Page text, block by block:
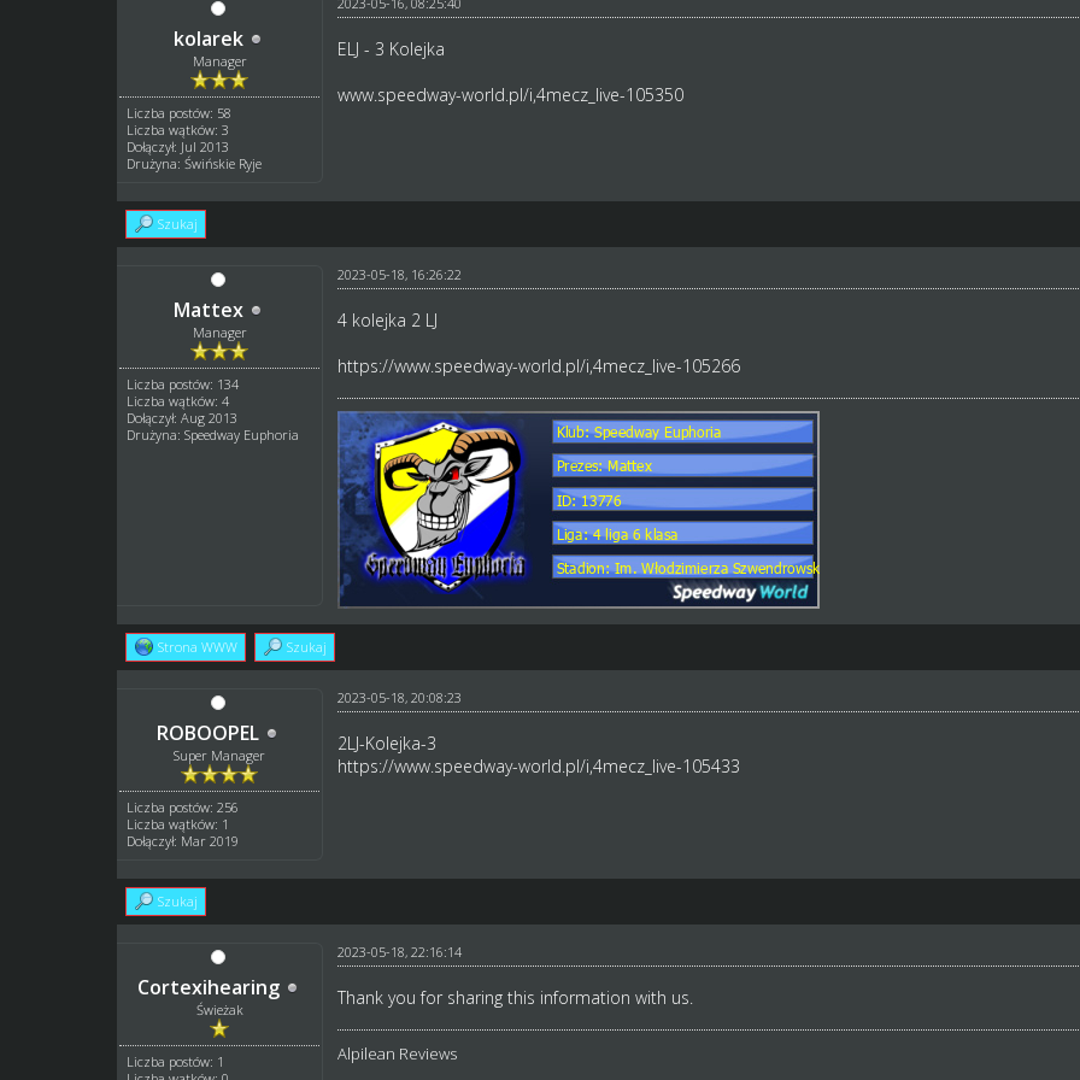
kolarek
Manager
Liczba postów: 58
Liczba wątków: 3
Dołączył: Jul 2013
Drużyna: Świńskie Ryje
ELJ - 3 Kolejka
www.speedway-world.pl/i,4mecz_live-105350
Szukaj
Mattex
Manager
Liczba postów: 134
Liczba wątków: 4
Dołączył: Aug 2013
Drużyna: Speedway Euphoria
2023-05-18, 16:26:22
4 kolejka 2 LJ
https://www.speedway-world.pl/i,4mecz_live-105266
Strona WWW Szukaj
ROBOOPEL
Super Manager
Liczba postów: 256
Liczba wątków: 1
Dołączył: Mar 2019
2023-05-18, 20:08:23
2LJ-Kolejka-3
https://www.speedway-world.pl/i,4mecz_live-105433
Szukaj
Cortexihearing
Świeżak
Liczba postów: 1
2023-05-18, 22:16:14
Thank you for sharing this information with us.
Alpilean Reviews